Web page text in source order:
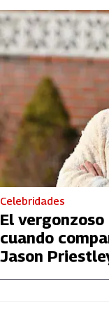
Celebridades
El
cuando
Jason